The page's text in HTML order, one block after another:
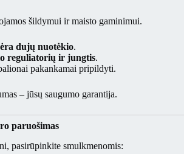
šildymui ir maisto gaminimui.
dujų nuotėkio.
reguliatorių ir jungtis.
pakankamai pripildyti.
– jūsų saugumo garantija.
paruošimas
pasirūpinkite smulkmenomis: